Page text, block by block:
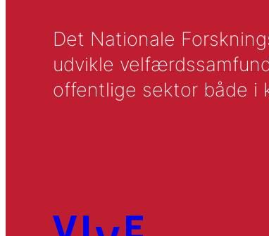
Det Nationale
udvikle
offentlige sektor både i